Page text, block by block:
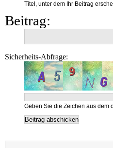
Titel, unter dem Ihr Beitrag
Beitrag:
Sicherheits-Abfrage:
Geben Sie die Zeichen aus dem